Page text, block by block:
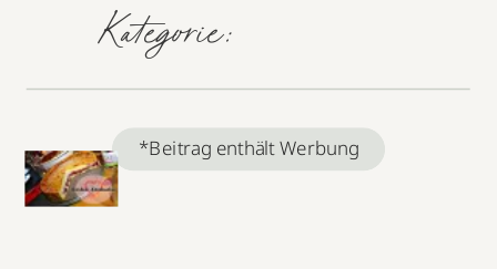
Kategorie:
*Beitrag enthält Werbung